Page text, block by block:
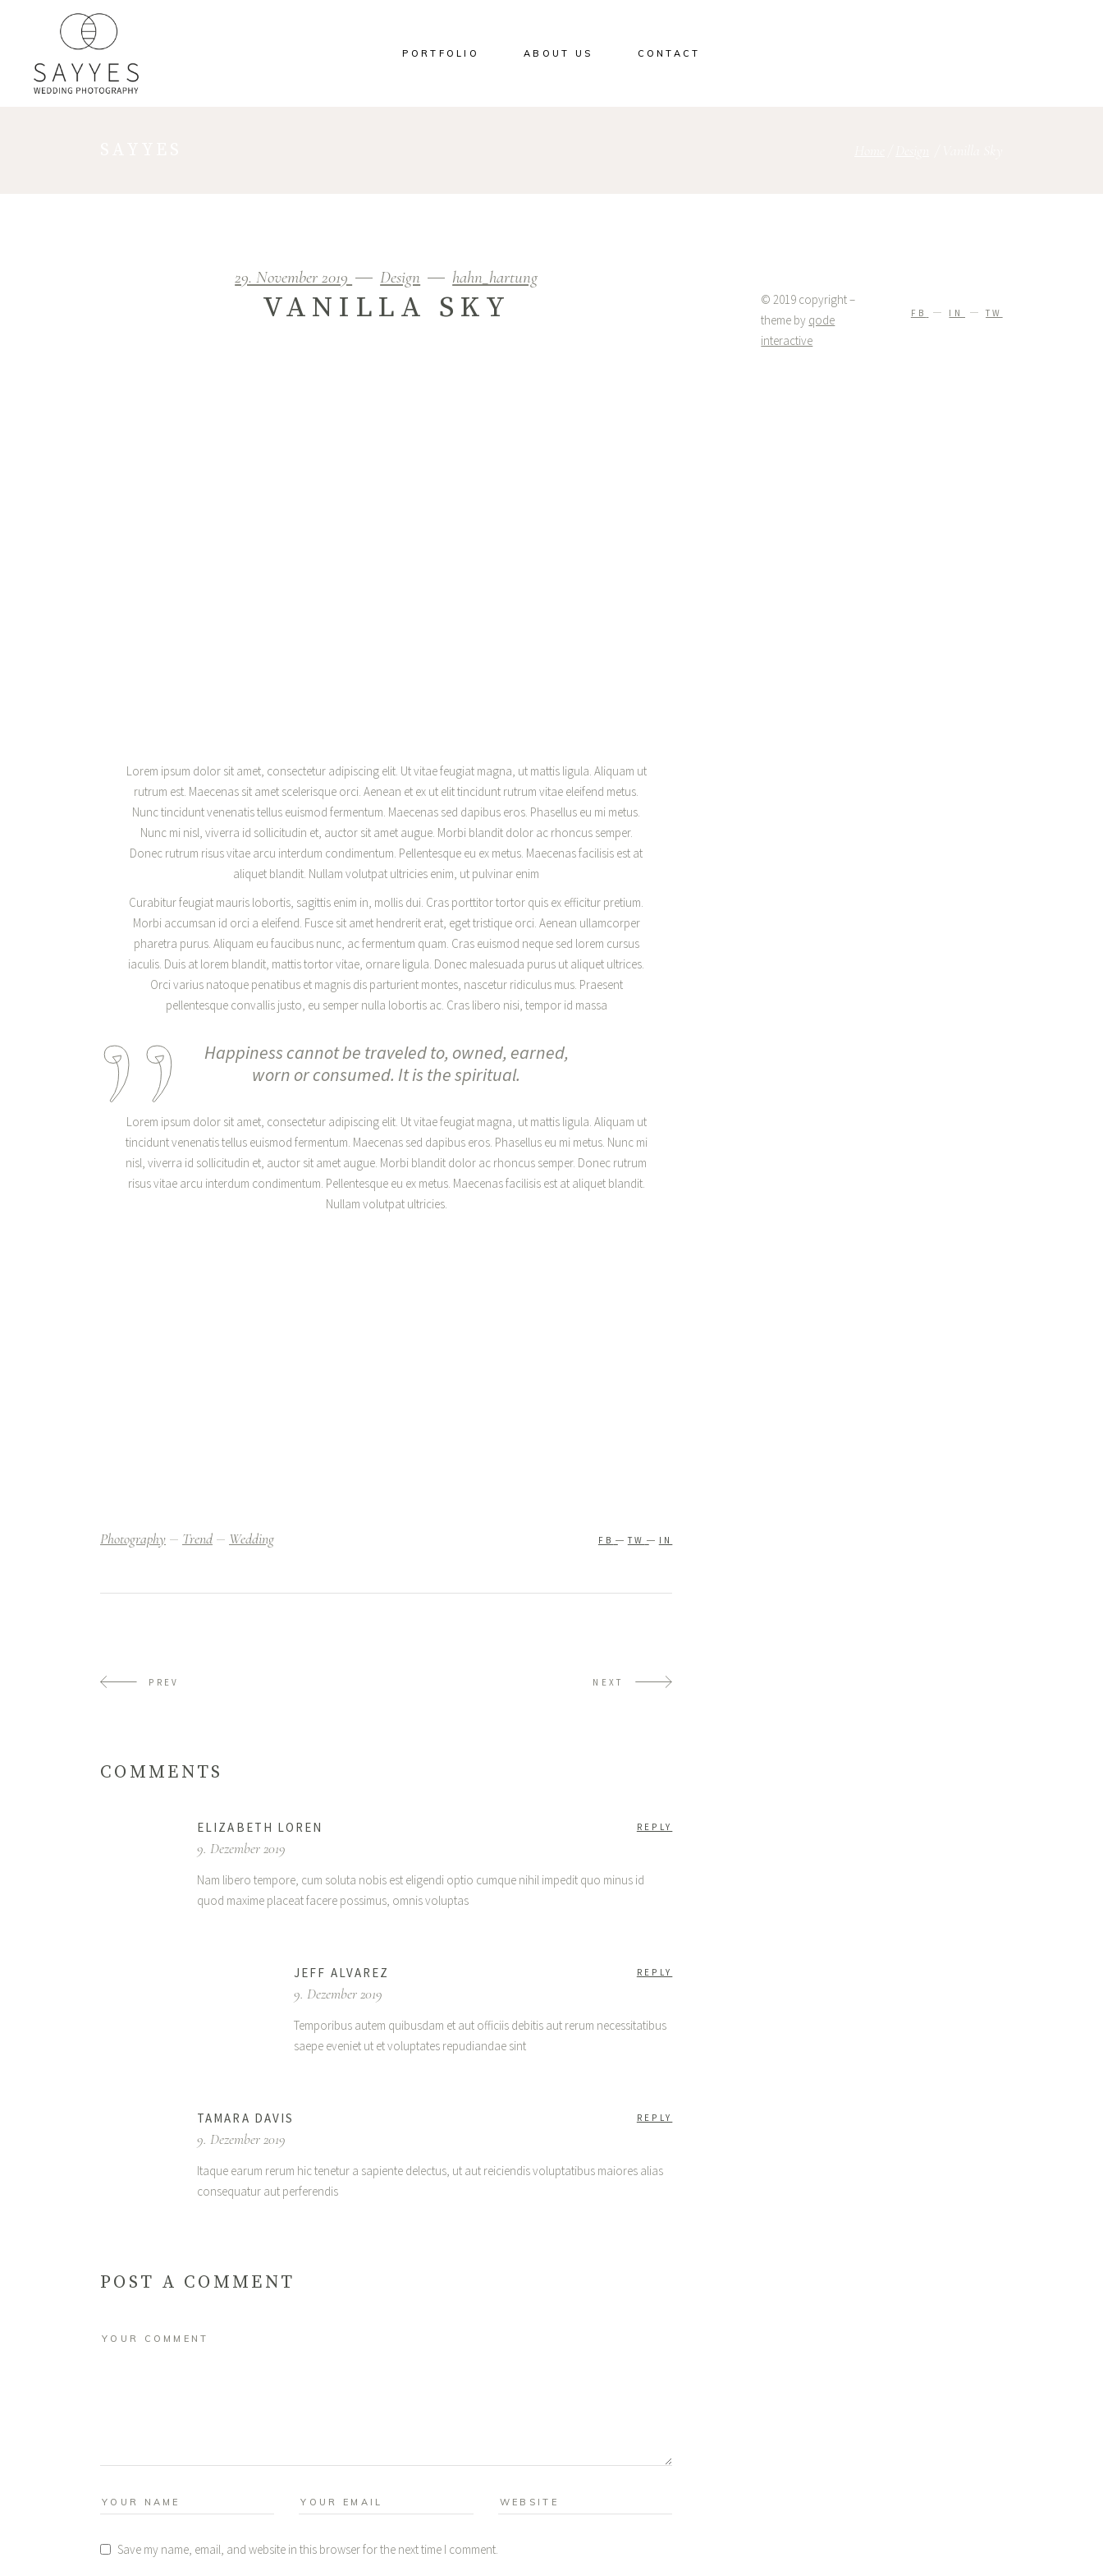
PORTFOLIO ABOUT US CONTACT
29. November 2019 Design hahn_hartung
VANILLA SKY
Lorem ipsum dolor sit amet, consectetur adipiscing elit. Ut vitae feugiat magna, ut mattis ligula. Aliquam ut
rutrum est. Maecenas sit amet scelerisque orci. Aenean et ex ut elit tincidunt rutrum vitae eleifend metus.
Nunc tincidunt venenatis tellus euismod fermentum. Maecenas sed dapibus eros. Phasellus eu mi metus.
Nunc mi nisl, viverra id sollicitudin et, auctor sit amet augue. Morbi blandit dolor ac rhoncus semper.
Donec rutrum risus vitae arcu interdum condimentum. Pellentesque eu ex metus. Maecenas facilisis est at
aliquet blandit. Nullam volutpat ultricies enim, ut pulvinar enim
Curabitur feugiat mauris lobortis, sagittis enim in, mollis dui. Cras porttitor tortor quis ex efficitur pretium.
Morbi accumsan id orci a eleifend. Fusce sit amet hendrerit erat, eget tristique orci. Aenean ullamcorper
pharetra purus. Aliquam eu faucibus nunc, ac fermentum quam. Cras euismod neque sed lorem cursus
iaculis. Duis at lorem blandit, mattis tortor vitae, ornare ligula. Donec malesuada purus ut aliquet ultrices.
Orci varius natoque penatibus et magnis dis parturient montes, nascetur ridiculus mus. Praesent
pellentesque convallis justo, eu semper nulla lobortis ac. Cras libero nisi, tempor id massa
Happiness cannot be traveled to, owned, earned,
worn or consumed. It is the spiritual.
Lorem ipsum dolor sit amet, consectetur adipiscing elit. Ut vitae feugiat magna, ut mattis ligula. Aliquam ut
tincidunt venenatis tellus euismod fermentum. Maecenas sed dapibus eros. Phasellus eu mi metus. Nunc mi
nisl, viverra id sollicitudin et, auctor sit amet augue. Morbi blandit dolor ac rhoncus semper. Donec rutrum
risus vitae arcu interdum condimentum. Pellentesque eu ex metus. Maecenas facilisis est at aliquet blandit.
Nullam volutpat ultricies.
Photography Trend Wedding FB TW IN
PREV NEXT
COMMENTS
ELIZABETH LOREN REPLY
9. Dezember 2019
Nam libero tempore, cum soluta nobis est eligendi optio cumque nihil impedit quo minus id
quod maxime placeat facere possimus, omnis voluptas
JEFF ALVAREZ REPLY
9. Dezember 2019
Temporibus autem quibusdam et aut officiis debitis aut rerum necessitatibus
saepe eveniet ut et voluptates repudiandae sint
TAMARA DAVIS REPLY
9. Dezember 2019
Itaque earum rerum hic tenetur a sapiente delectus, ut aut reiciendis voluptatibus maiores alias
consequatur aut perferendis
POST A COMMENT
Save my name, email, and website in this browser for the next time I comment.
© 2019 copyright –
theme by qode
interactive
FB IN TW